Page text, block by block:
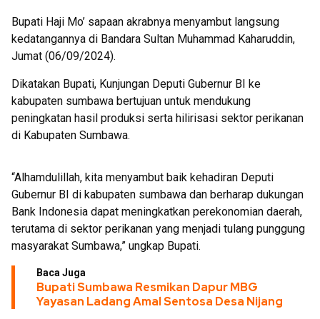
Bupati Haji Mo’ sapaan akrabnya menyambut langsung
kedatangannya di Bandara Sultan Muhammad Kaharuddin,
Jumat (06/09/2024).
Dikatakan Bupati, Kunjungan Deputi Gubernur BI ke
kabupaten sumbawa bertujuan untuk mendukung
peningkatan hasil produksi serta hilirisasi sektor perikanan
di Kabupaten Sumbawa.
“Alhamdulillah, kita menyambut baik kehadiran Deputi
Gubernur BI di kabupaten sumbawa dan berharap dukungan
Bank Indonesia dapat meningkatkan perekonomian daerah,
terutama di sektor perikanan yang menjadi tulang punggung
masyarakat Sumbawa,” ungkap Bupati.
Baca Juga
Bupati Sumbawa Resmikan Dapur MBG
Yayasan Ladang Amal Sentosa Desa Nijang